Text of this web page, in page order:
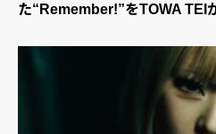
た“Remember!”をTOWA TEI